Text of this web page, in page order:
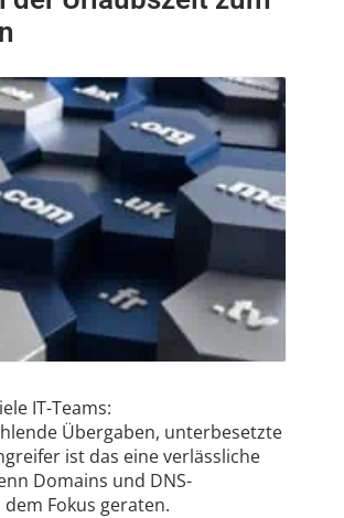
IT-Teams:
Übergaben, unterbesetzte
ist das eine verlässliche
Domains und DNS-
Fokus geraten.